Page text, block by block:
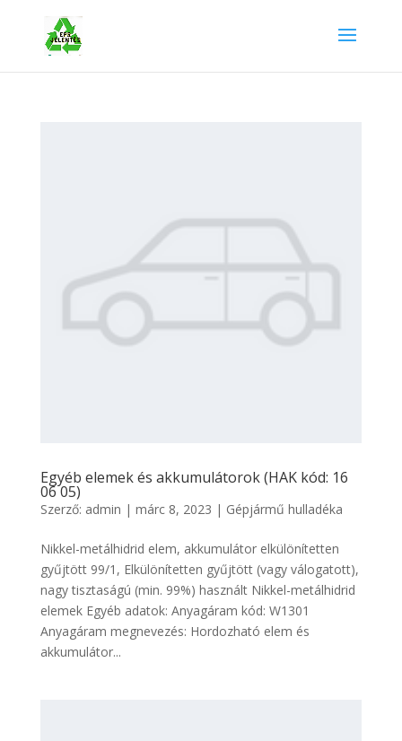
Egyéb elemek és akkumulátorok (HAK kód: 16
06 05)
Szerző: admin | márc 8, 2023 | Gépjármű hulladéka
Nikkel-metálhidrid elem, akkumulátor elkülönítetten
gyűjtött 99/1, Elkülönítetten gyűjtött (vagy válogatott),
nagy tisztaságú (min. 99%) használt Nikkel-metálhidrid
elemek Egyéb adatok: Anyagáram kód: W1301
Anyagáram megnevezés: Hordozható elem és
akkumulátor...